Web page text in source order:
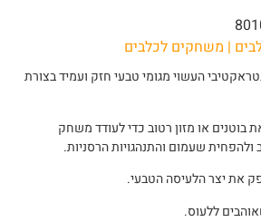
| משחקים לכלבים
העשוי מגומי טבעי חזק ועמיד בצורת
בוטנים או מזון רטוב כדי לעודד משחק
שעמום והתנהגויות הרסניות.
את יצר הלעיסה הטבעי.
ללעוס.